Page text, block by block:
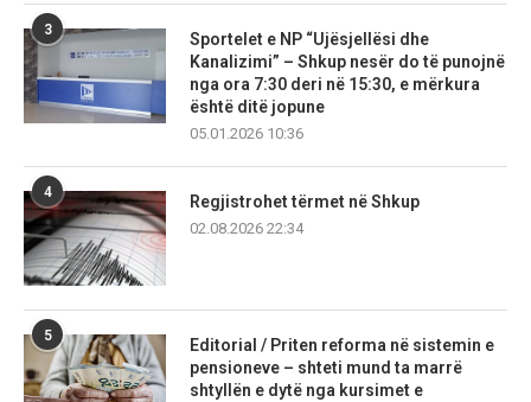
3
Sportelet e NP “Ujësjellësi dhe
Kanalizimi” – Shkup nesër do të punojnë
nga ora 7:30 deri në 15:30, e mërkura
është ditë jopune
05.01.2026 10:36
4
Regjistrohet tërmet në Shkup
02.08.2026 22:34
5
Editorial / Priten reforma në sistemin e
pensioneve – shteti mund ta marrë
shtyllën e dytë nga kursimet e